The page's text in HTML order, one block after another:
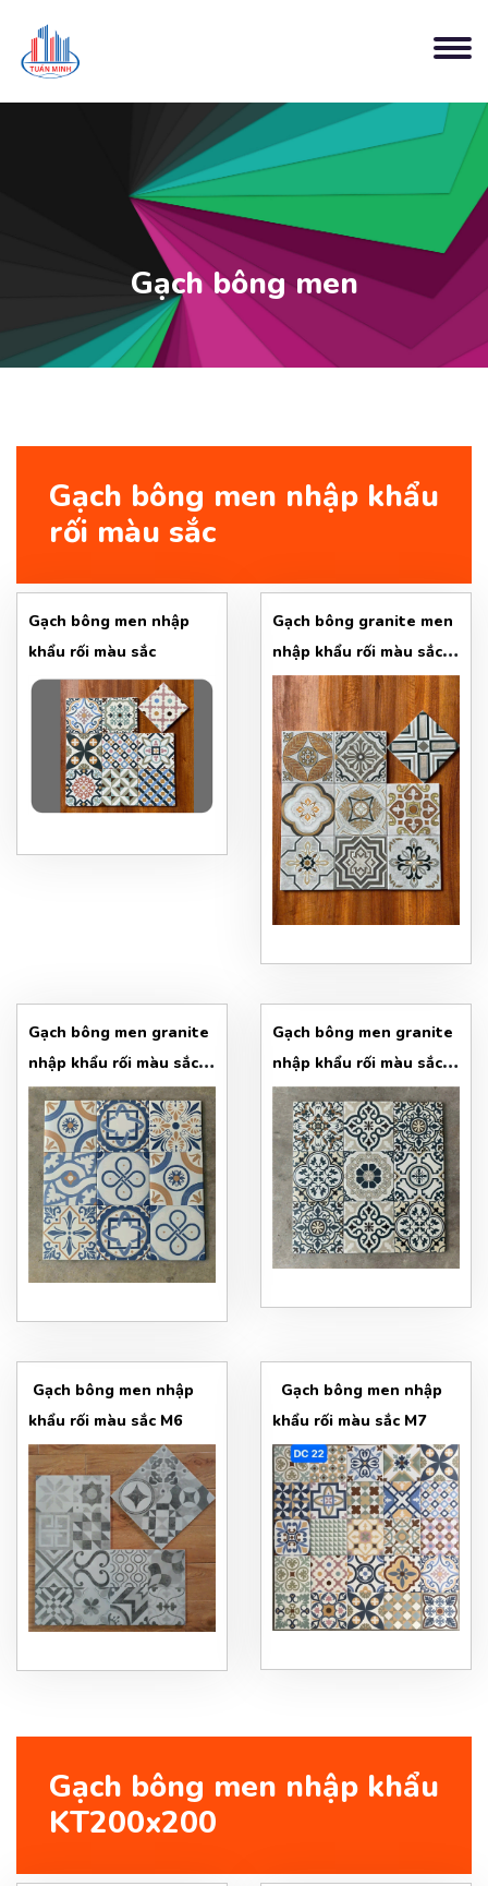
Gạch bông men
Gạch bông men nhập khẩu
rối màu sắc
Gạch bông men nhập
khẩu rối màu sắc
Gạch bông granite men
nhập khẩu rối màu sắc
M2
Gạch bông men granite
nhập khẩu rối màu sắc
M3
Gạch bông men granite
nhập khẩu rối màu sắc
M4
Gạch bông men nhập
khẩu rối màu sắc M6
Gạch bông men nhập
khẩu rối màu sắc M7
Gạch bông men nhập khẩu
KT200x200